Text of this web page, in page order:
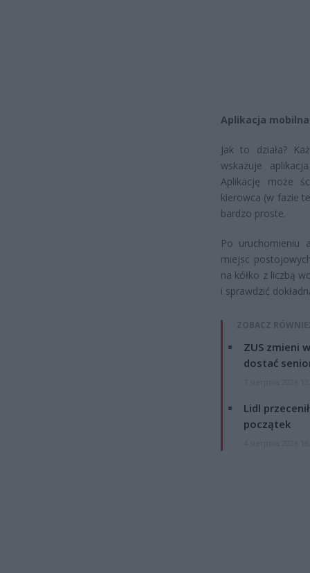
Aplikacja mobilna
Jak to działa?
wskazuje
Aplikację może
kierowca (w fazie
bardzo proste.
Po uruchomieniu
miejsc
na kółko z liczbą
i sprawdzić
ZOBACZ
ZUS zmieni
dostać
Lidl
początek